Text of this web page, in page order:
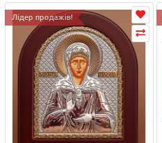
Лідер продажів!